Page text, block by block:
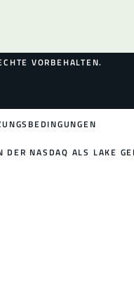
VORBEHALTEN.
NASDAQ ALS LAKE